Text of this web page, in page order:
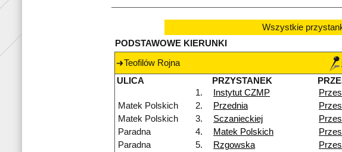
Wszystkie
PODSTAWOWE KIERUNKI
Teofilów Rojna
ULICA
PRZYSTANEK
1.
Instytut CZMP
Matek Polskich
2. Przednia
Matek Polskich
3. Sczanieckiej
Paradna
4. Matek Polskich
Paradna
5. Rzgowska